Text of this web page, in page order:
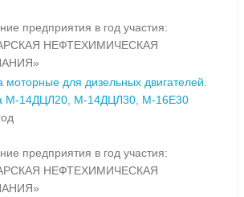
предприятия в год участия:
НЕФТЕХИМИЧЕСКАЯ
моторные для дизельных двигателей.
М-14ДЦЛ20, М-14ДЦЛ30, М-16Е30
предприятия в год участия:
НЕФТЕХИМИЧЕСКАЯ